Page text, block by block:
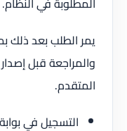
يمر الطلب بعد ذلك
والمراجعة قبل
المتقدم.
التسجيل في